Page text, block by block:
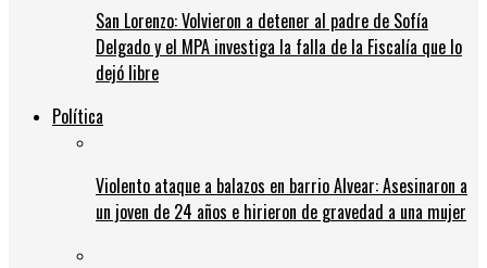
San Lorenzo: Volvieron a detener al padre de Sofía
Delgado y el MPA investiga la falla de la Fiscalía que lo
dejó libre
Política
Violento ataque a balazos en barrio Alvear: Asesinaron a
un joven de 24 años e hirieron de gravedad a una mujer